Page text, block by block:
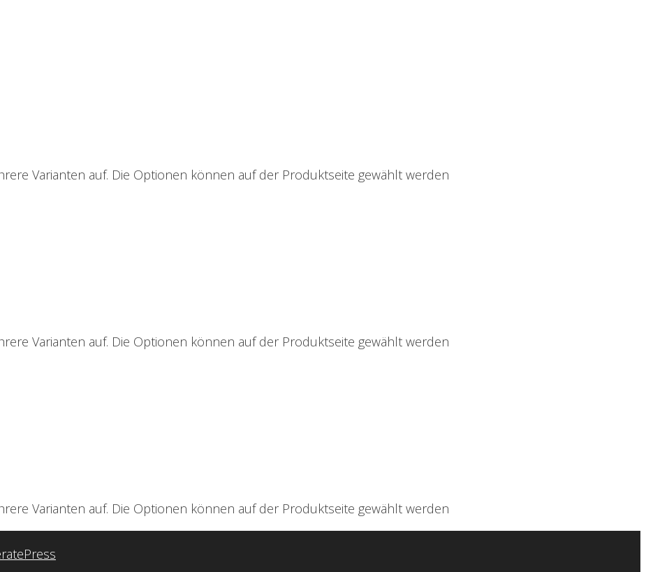
Varianten auf. Die Optionen können auf der Produktseite gewählt werden
Varianten auf. Die Optionen können auf der Produktseite gewählt werden
Varianten auf. Die Optionen können auf der Produktseite gewählt werden